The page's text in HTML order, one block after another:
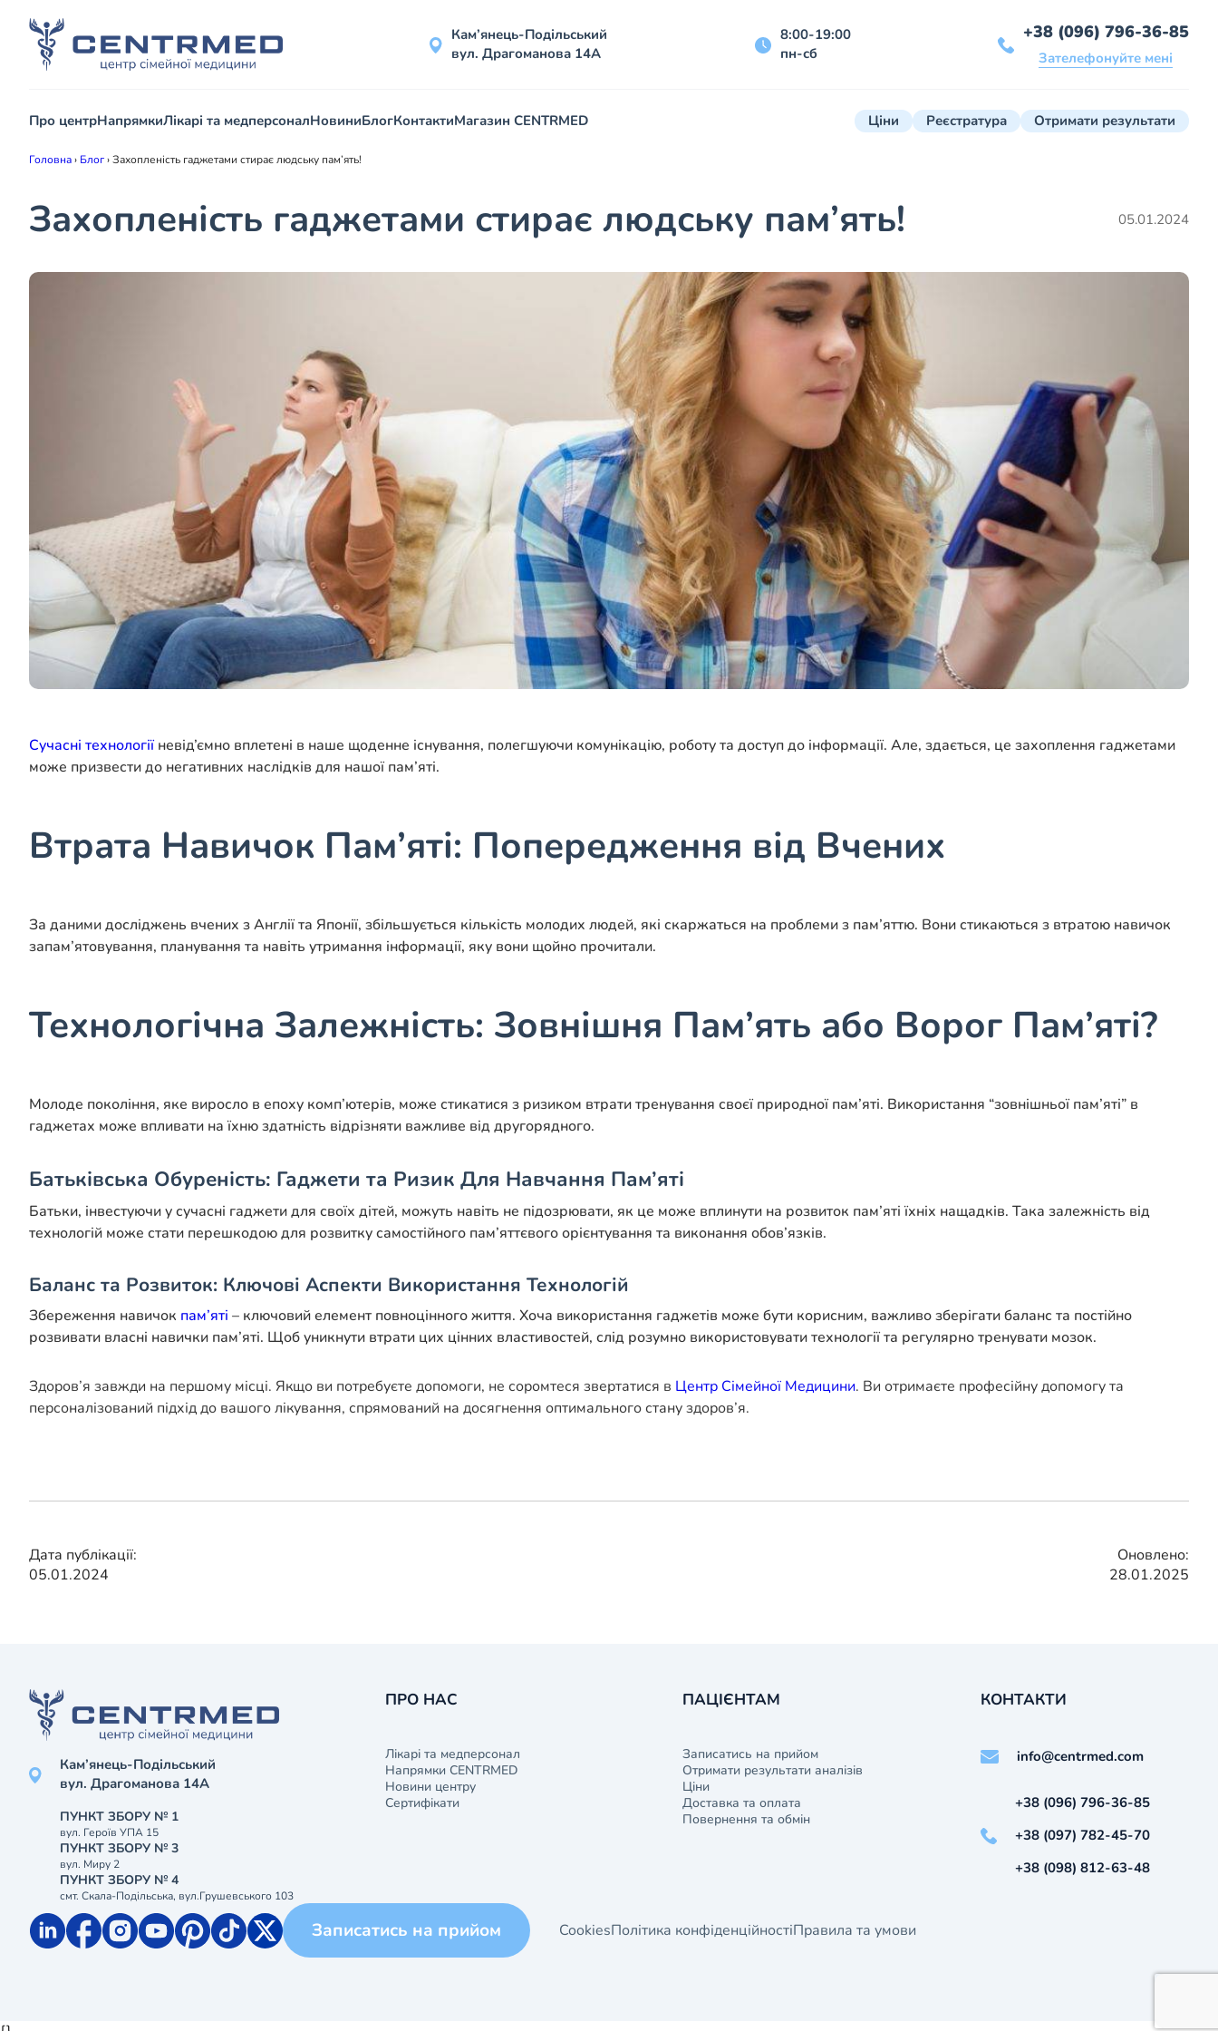
Кам’янець-Подільський
вул. Драгоманова 14А
8:00-19:00
пн-сб
+38 (096) 796-36-85
Зателефонуйте мені
Про центрНапрямкиЛікарі та медперсоналНовиниБлогКонтактиМагазин CENTRMED Ціни Реєстратура Отримати результати
Головна› Блог›Захопленість гаджетами стирає людську пам’ять!
Захопленість гаджетами стирає людську пам’ять! 05.01.2024
Сучасні технологіїневід’ємно вплетені в наше щоденне існування, полегшуючи комунікацію, роботу та доступ до інформації. Але, здається, це захоплення гаджетами
може призвести до негативних наслідків для нашої пам’яті.
Втрата Навичок Пам’яті: Попередження від Вчених
За даними досліджень вчених з Англії та Японії, збільшується кількість молодих людей, які скаржаться на проблеми з пам’яттю. Вони стикаються з втратою навичок
запам’ятовування, планування та навіть утримання інформації, яку вони щойно прочитали.
Технологічна Залежність: Зовнішня Пам’ять або Ворог Пам’яті?
Молоде покоління, яке виросло в епоху комп’ютерів, може стикатися з ризиком втрати тренування своєї природної пам’яті. Використання “зовнішньої пам’яті” в
гаджетах може впливати на їхню здатність відрізняти важливе від другорядного.
Батьківська Обуреність: Гаджети та Ризик Для Навчання Пам’яті
Батьки, інвестуючи у сучасні гаджети для своїх дітей, можуть навіть не підозрювати, як це може вплинути на розвиток пам’яті їхніх нащадків. Така залежність від
технологій може стати перешкодою для розвитку самостійного пам’яттєвого орієнтування та виконання обов’язків.
Баланс та Розвиток: Ключові Аспекти Використання Технологій
Збереження навичок пам’яті – ключовий елемент повноцінного життя. Хоча використання гаджетів може бути корисним, важливо зберігати баланс та постійно
розвивати власні навички пам’яті. Щоб уникнути втрати цих цінних властивостей, слід розумно використовувати технології та регулярно тренувати мозок.
Здоров’я завжди на першому місці. Якщо ви потребуєте допомоги, не соромтеся звертатися в Центр Сімейної Медицини. Ви отримаєте професійну допомогу та
персоналізований підхід до вашого лікування, спрямований на досягнення оптимального стану здоров’я.
Дата публікації:
05.01.2024
Оновлено:
28.01.2025
Кам’янець-Подільський
вул. Драгоманова 14А
ПУНКТ ЗБОРУ № 1
вул. Героїв УПА 15
ПУНКТ ЗБОРУ № 3
вул. Миру 2
ПУНКТ ЗБОРУ № 4
смт. Скала-Подільська, вул.Грушевського 103
ПРО НАС
Лікарі та медперсонал
Напрямки CENTRMED
Новини центру
Сертифікати
ПАЦІЄНТАМ
Записатись на прийом
Отримати результати аналізів
Ціни
Доставка та оплата
Повернення та обмін
КОНТАКТИ
info@centrmed.com
+38 (096) 796-36-85
+38 (097) 782-45-70
+38 (098) 812-63-48
Записатись на прийом CookiesПолітика конфіденційностіПравила та умови